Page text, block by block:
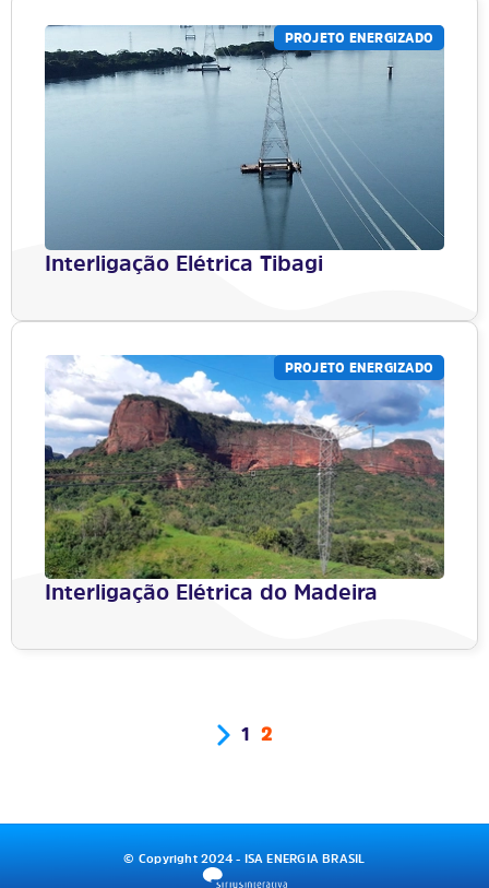
PROJETO ENERGIZADO
Interligação Elétrica Tibagi
PROJETO ENERGIZADO
Interligação Elétrica do Madeira
1 2
© Copyright 2024 - ISA ENERGIA BRASIL